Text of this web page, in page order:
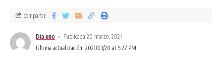
Última actualización: 2021/03/20 at 5:27 PM
Dia uno Publicada 20 marzo, 2021
compartir